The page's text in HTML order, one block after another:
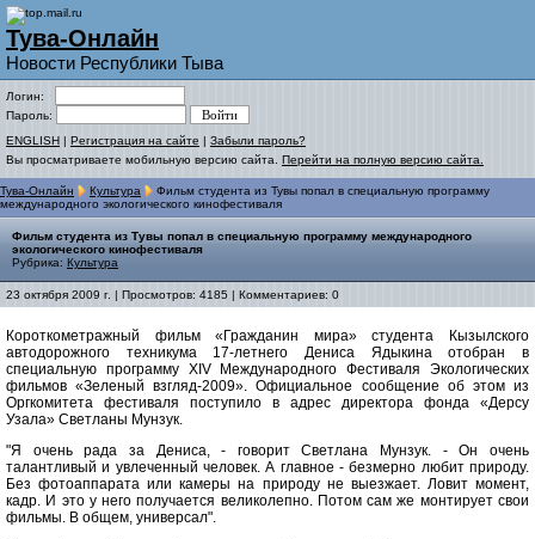
Тува-Онлайн
Новости Республики Тыва
Логин:
Пароль:
ENGLISH | Регистрация на сайте | Забыли пароль?
Вы просматриваете мобильную версию сайта. Перейти на полную версию сайта.
Тува-Онлайн Культура
Фильм студента из Тувы попал в специальную программу
международного экологического кинофестиваля
Фильм студента из Тувы попал в специальную программу международного
экологического кинофестиваля
Рубрика: Культура
23 октября 2009 г. | Просмотров: 4185 | Комментариев: 0
Короткометражный фильм «Гражданин мира» студента Кызылского
автодорожного техникума 17-летнего Дениса Ядыкина отобран в
специальную программу XIV Международного Фестиваля Экологических
фильмов «Зеленый взгляд-2009». Официальное сообщение об этом из
Оргкомитета фестиваля поступило в адрес директора фонда «Дерсу
Узала» Светланы Мунзук.
"Я очень рада за Дениса, - говорит Светлана Мунзук. - Он очень
талантливый и увлеченный человек. А главное - безмерно любит природу.
Без фотоаппарата или камеры на природу не выезжает. Ловит момент,
кадр. И это у него получается великолепно. Потом сам же монтирует свои
фильмы. В общем, универсал".